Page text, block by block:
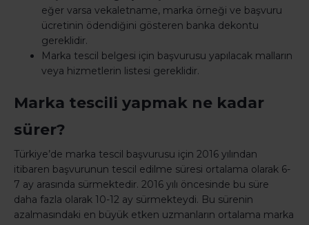
eğer varsa vekaletname, marka örneği ve başvuru
ücretinin ödendiğini gösteren banka dekontu
gereklidir.
Marka tescil belgesi için başvurusu yapılacak malların
veya hizmetlerin listesi gereklidir.
Marka tescili yapmak ne kadar
sürer?
Türkiye’de marka tescil başvurusu için 2016 yılından
itibaren başvurunun tescil edilme süresi ortalama olarak 6-
7 ay arasında sürmektedir. 2016 yılı öncesinde bu süre
daha fazla olarak 10-12 ay sürmekteydi. Bu sürenin
azalmasındaki en büyük etken uzmanların ortalama marka